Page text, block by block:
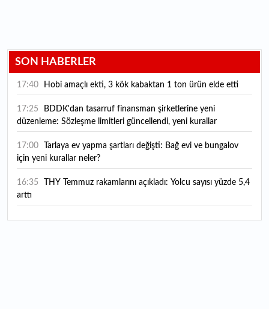
SON HABERLER
17:40 Hobi amaçlı ekti, 3 kök kabaktan 1 ton ürün elde etti
17:25
düzenleme: Sözleşme limitleri güncellendi, yeni kurallar
yürürlüğe girdi
17:00
için yeni kurallar neler?
16:35
arttı
16:27 Piyasaların beklediği veri geldi: ABD tarım dışı istihdam